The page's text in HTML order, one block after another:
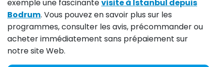
exemple une fascinantevisite à Istanbul depuis
Bodrum. Vous pouvez en savoir plus sur les
programmes, consulter les avis, précommander ou
acheter immédiatement sans prépaiement sur
notre site Web.